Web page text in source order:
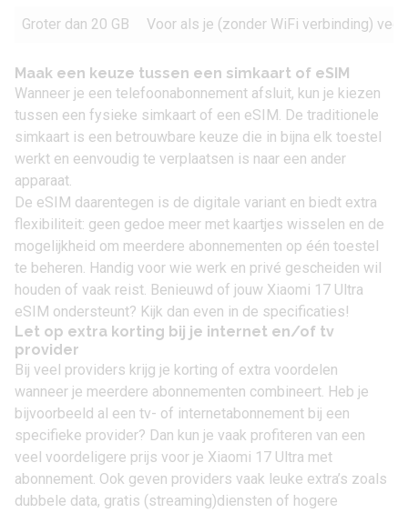
Groter dan 20 GB Voor als je (zonder WiFi verbinding)
Maak een keuze tussen een simkaart of eSIM
Wanneer je een telefoonabonnement afsluit, kun je kiezen
tussen een fysieke simkaart of een eSIM. De traditionele
simkaart is een betrouwbare keuze die in bijna elk toestel
werkt en eenvoudig te verplaatsen is naar een ander
apparaat.
De eSIM daarentegen is de digitale variant en biedt extra
flexibiliteit: geen gedoe meer met kaartjes wisselen en de
mogelijkheid om meerdere abonnementen op één toestel
te beheren. Handig voor wie werk en privé gescheiden wil
houden of vaak reist. Benieuwd of jouw Xiaomi 17 Ultra
eSIM ondersteunt? Kijk dan even in de specificaties!
Let op extra korting bij je internet en/of tv
provider
Bij veel providers krijg je korting of extra voordelen
wanneer je meerdere abonnementen combineert. Heb je
bijvoorbeeld al een tv- of internetabonnement bij een
specifieke provider? Dan kun je vaak profiteren van een
veel voordeligere prijs voor je Xiaomi 17 Ultra met
abonnement. Ook geven providers vaak leuke extra’s zoals
dubbele data, gratis (streaming)diensten of hogere